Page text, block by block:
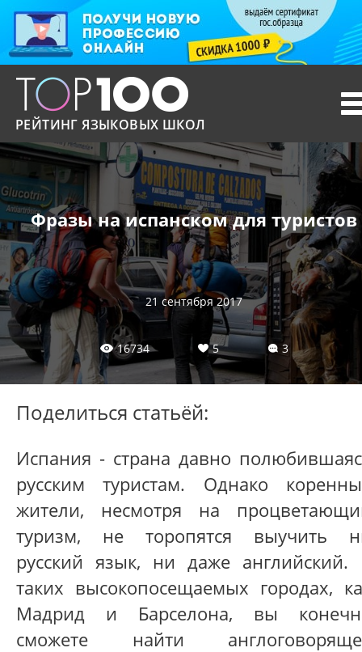
РЕЙТИНГ ЯЗЫКОВЫХ ШКОЛ
Фразы на испанском для туристов
21 сентября 2017
16734 5 3
Поделиться статьёй:
Испания - страна давно
русским туристам. Однако
жители, несмотря на
туризм, не торопятся выучить
русский язык, ни даже английский.
таких высокопосещаемых городах,
Мадрид и Барселона, вы
сможете найти